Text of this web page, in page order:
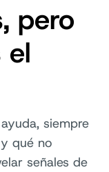
pero
el
siempre
qué no
señales de